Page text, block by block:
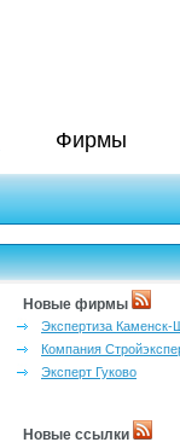
Фирмы
Новые фирмы
Экспертиза Каменск-
Компания
Эксперт Гуково
Новые ссылки